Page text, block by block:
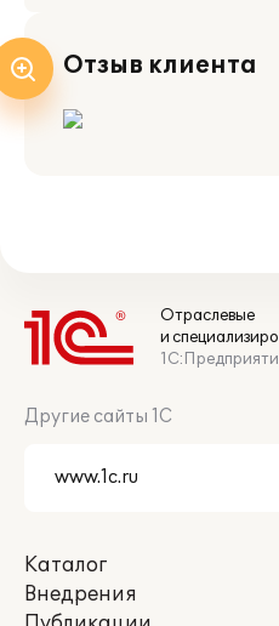
Отзыв клиента
Отраслевые
и
Другие сайты 1С
Каталог
Внедрения